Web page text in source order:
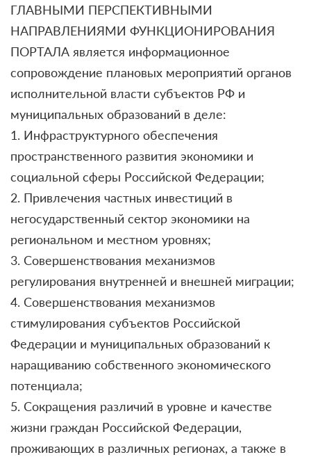
ГЛАВНЫМИ ПЕРСПЕКТИВНЫМИ
НАПРАВЛЕНИЯМИ ФУНКЦИОНИРОВАНИЯ
ПОРТАЛА является информационное
сопровождение плановых мероприятий органов
исполнительной власти субъектов РФ и
муниципальных образований в деле:
1. Инфраструктурного обеспечения
пространственного развития экономики и
социальной сферы Российской Федерации;
2. Привлечения частных инвестиций в
негосударственный сектор экономики на
региональном и местном уровнях;
3. Совершенствования механизмов
регулирования внутренней и внешней миграции;
4. Совершенствования механизмов
стимулирования субъектов Российской
Федерации и муниципальных образований к
наращиванию собственного экономического
потенциала;
5. Сокращения различий в уровне и качестве
жизни граждан Российской Федерации,
проживающих в различных регионах, а также в